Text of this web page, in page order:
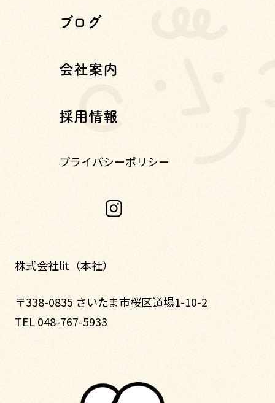
ブログ
会社案内
採用情報
プライバシーポリシー
株式会社lit（本社）
〒338-0835 さいたま市桜区道場1-10-2
TEL 048-767-5933